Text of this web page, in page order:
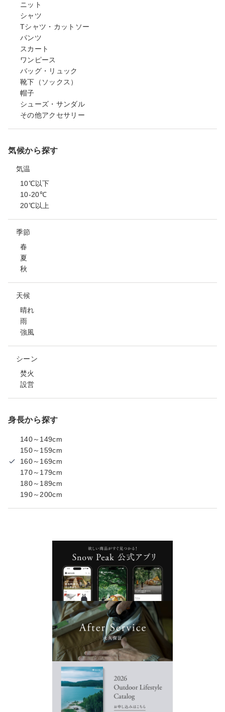
ニット
シャツ
Tシャツ・カットソー
パンツ
スカート
ワンピース
バッグ・リュック
靴下（ソックス）
帽子
シューズ・サンダル
その他アクセサリー
気候から探す
気温
10℃以下
10-20℃
20℃以上
季節
春
夏
秋
天候
晴れ
雨
強風
シーン
焚火
設営
身長から探す
140～149cm
150～159cm
160～169cm
170～179cm
180～189cm
190～200cm